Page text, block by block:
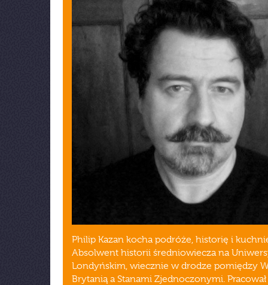
Philip Kazan kocha podróże, historię i
Absolwent historii średniowiecza na
Londyńskim, wiecznie w drodze pomiędzy
Brytanią a Stanami Zjednoczonymi.